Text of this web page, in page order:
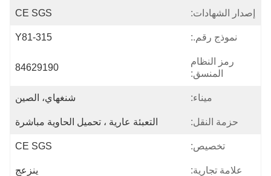
إصدار الشهادات: CE SGS
نموذج رقم.: Y81-315
رمز النظام
المنسق:
84629190
ميناء: شنغهاي، الصين
حزمة النقل: التعبئة عارية ، تحميل الحاوية مباشرة
تخصيص: CE SGS
علامة تجارية: ينزعج